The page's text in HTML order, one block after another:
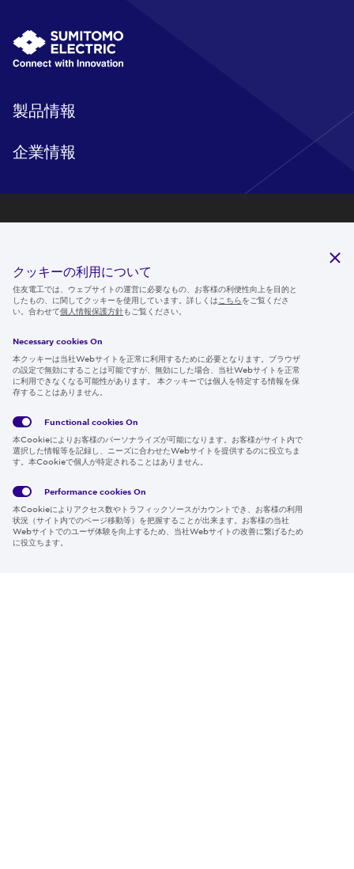
製品情報
企業情報
ニュースルーム
IR情報
採用情報
Global
Policy
サイト
約
Region & Language:
Japan | JP
クッキーの利用について
住友電工では、ウェブサイトの運営に必要なもの、お客様の利便性向上を目的と
したもの、に関してクッキーを使用しています。詳しくは こちらをご覧くださ
い。合わせて個人情報保護方針もご覧ください。
Necessary cookies On
本クッキーは当社Webサイトを正常に利用するために必要となります。ブラウザ
の設定で無効にすることは可能ですが、無効にした場合、当社Webサイトを正常
に利用できなくなる可能性があります。 本クッキーでは個人を特定する情報を保
存することはありません。
Functional cookies On
本Cookieによりお客様のパーソナライズが可能になります。お客様がサイト内で
選択した情報等を記録し、ニーズに合わせたWebサイトを提供するのに役立ちま
す。本Cookieで個人が特定されることはありません。
Performance cookies On
本Cookieによりアクセス数やトラフィックソースがカウントでき、お客様の利用
状況（サイト内でのページ移動等）を把握することが出来ます。お客様の当社
Webサイトでのユーザ体験を向上するため、当社Webサイトの改善に繋げるため
に役立ちます。